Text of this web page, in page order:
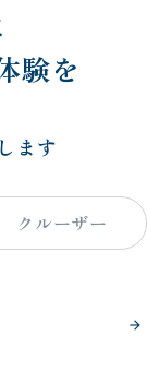
験を
ます
クルーザー